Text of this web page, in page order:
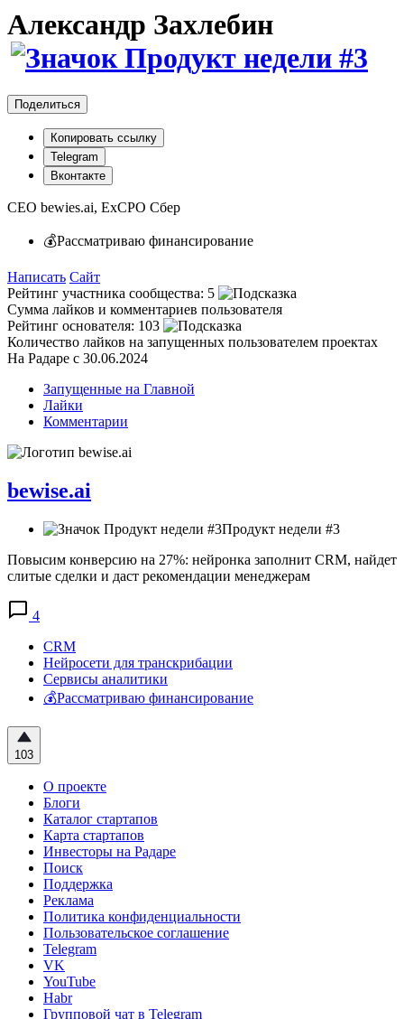
Александр Захлебин
Поделиться
Копировать ссылку
Telegram
Вконтакте
CEO bewies.ai, ExCPO Сбер
💰Рассматриваю финансирование
Написать Сайт
Рейтинг участника сообщества: 5
Сумма лайков и комментариев пользователя
Рейтинг основателя: 103
Количество лайков на запущенных пользователем проектах
На Радаре с 30.06.2024
Запущенные на Главной
Лайки
Комментарии
bewise.ai
Продукт недели #3
Повысим конверсию на 27%: нейронка заполнит CRM, найдет
слитые сделки и даст рекомендации менеджерам
4
CRM
Нейросети для транскрибации
Сервисы аналитики
💰Рассматриваю финансирование
103
О проекте
Блоги
Каталог стартапов
Карта стартапов
Инвесторы на Радаре
Поиск
Поддержка
Реклама
Политика конфиденциальности
Пользовательское соглашение
Telegram
VK
YouTube
Habr
Групповой чат в Telegram